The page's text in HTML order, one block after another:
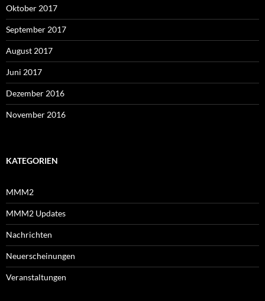
Oktober 2017
September 2017
August 2017
Juni 2017
Dezember 2016
November 2016
KATEGORIEN
MMM2
MMM2 Updates
Nachrichten
Neuerscheinungen
Veranstaltungen